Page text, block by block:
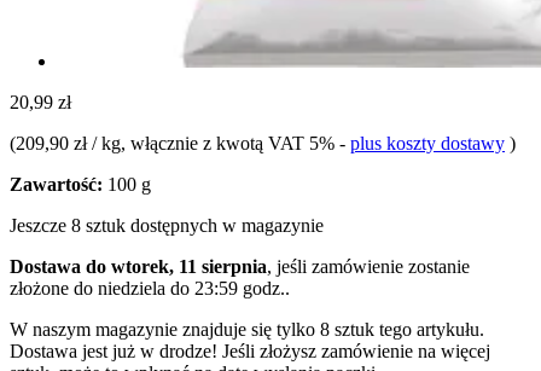
20,99 zł
(209,90 zł / kg, włącznie z kwotą VAT 5% - plus koszty dostawy )
Zawartość: 100 g
Jeszcze 8 sztuk dostępnych w magazynie
Dostawa do wtorek, 11 sierpnia, jeśli zamówienie zostanie
złożone do niedziela do 23:59 godz..
W naszym magazynie znajduje się tylko 8 sztuk tego artykułu.
Dostawa jest już w drodze! Jeśli złożysz zamówienie na więcej